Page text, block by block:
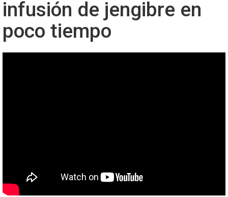
infusión de jengibre en
poco tiempo